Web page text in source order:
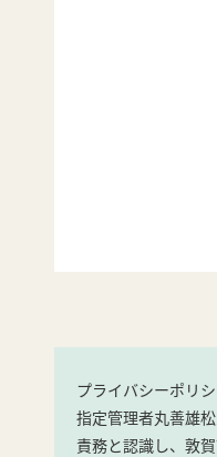
プライバシーポリ
指定管理者丸善雄
責務と認識し、敦